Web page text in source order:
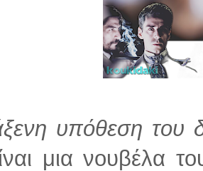
υπόθεση του
μια νουβέλα